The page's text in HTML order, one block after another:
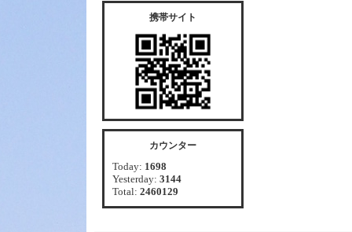
携帯サイト
カウンター
Today: 1698
Yesterday: 3144
Total: 2460129